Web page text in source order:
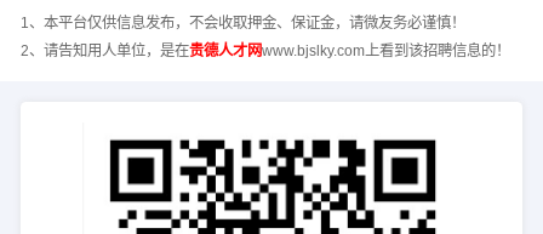
1、本平台仅供信息发布，不会收取押金、保证金，请微友务必谨慎！
2、请告知用人单位，是在贵德人才网www.bjslky.com上看到该招聘信息的！